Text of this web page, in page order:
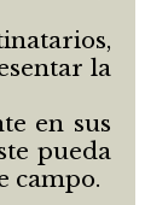
la
en sus
pueda
campo.